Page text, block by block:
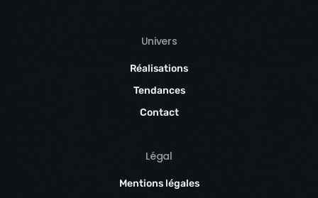
Univers
Réalisations
Tendances
Contact
Légal
Mentions légales